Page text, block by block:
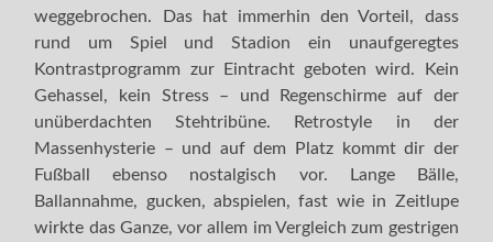
weggebrochen. Das hat immerhin den Vorteil, dass
rund um Spiel und Stadion ein unaufgeregtes
Kontrastprogramm zur Eintracht geboten wird. Kein
Gehassel, kein Stress – und Regenschirme auf der
unüberdachten Stehtribüne. Retrostyle in der
Massenhysterie – und auf dem Platz kommt dir der
Fußball ebenso nostalgisch vor. Lange Bälle,
Ballannahme, gucken, abspielen, fast wie in Zeitlupe
wirkte das Ganze, vor allem im Vergleich zum gestrigen